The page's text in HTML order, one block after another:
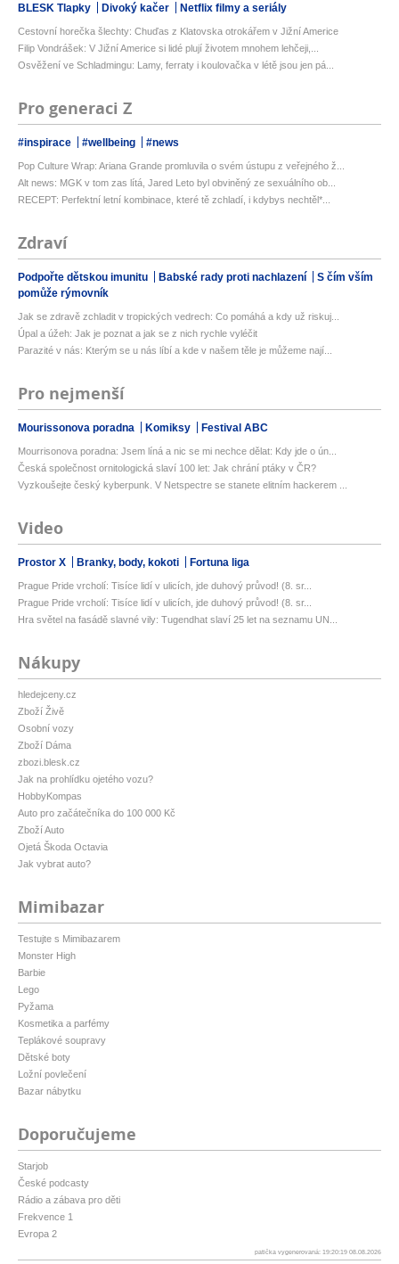
BLESK Tlapky Divoký kačer Netflix filmy a seriály
Cestovní horečka šlechty: Chuďas z Klatovska otrokářem v Jižní Americe
Filip Vondrášek: V Jižní Americe si lidé plují životem mnohem lehčeji,...
Osvěžení ve Schladmingu: Lamy, ferraty i koulovačka v létě jsou jen pá...
Pro generaci Z
#inspirace #wellbeing #news
Pop Culture Wrap: Ariana Grande promluvila o svém ústupu z veřejného ž...
Alt news: MGK v tom zas lítá, Jared Leto byl obviněný ze sexuálního ob...
RECEPT: Perfektní letní kombinace, které tě zchladí, i kdybys nechtěl*...
Zdraví
Podpořte dětskou imunitu Babské rady proti nachlazení
S čím vším
pomůže rýmovník
Jak se zdravě zchladit v tropických vedrech: Co pomáhá a kdy už riskuj...
Úpal a úžeh: Jak je poznat a jak se z nich rychle vyléčit
Parazité v nás: Kterým se u nás líbí a kde v našem těle je můžeme nají...
Pro nejmenší
Mourissonova poradna Komiksy Festival ABC
Mourrisonova poradna: Jsem líná a nic se mi nechce dělat: Kdy jde o ún...
Česká společnost ornitologická slaví 100 let: Jak chrání ptáky v ČR?
Vyzkoušejte český kyberpunk. V Netspectre se stanete elitním hackerem ...
Video
Prostor X Branky, body, kokoti Fortuna liga
Prague Pride vrcholí: Tisíce lidí v ulicích, jde duhový průvod! (8. sr...
Prague Pride vrcholí: Tisíce lidí v ulicích, jde duhový průvod! (8. sr...
Hra světel na fasádě slavné vily: Tugendhat slaví 25 let na seznamu UN...
Nákupy
hledejceny.cz
Zboží Živě
Osobní vozy
Zboží Dáma
zbozi.blesk.cz
Jak na prohlídku ojetého vozu?
HobbyKompas
Auto pro začátečníka do 100 000 Kč
Zboží Auto
Ojetá Škoda Octavia
Jak vybrat auto?
Mimibazar
Testujte s Mimibazarem
Monster High
Barbie
Lego
Pyžama
Kosmetika a parfémy
Teplákové soupravy
Dětské boty
Ložní povlečení
Bazar nábytku
Doporučujeme
Starjob
České podcasty
Rádio a zábava pro děti
Frekvence 1
Evropa 2
patička vygenerovaná: 19:20:19 08.08.2026